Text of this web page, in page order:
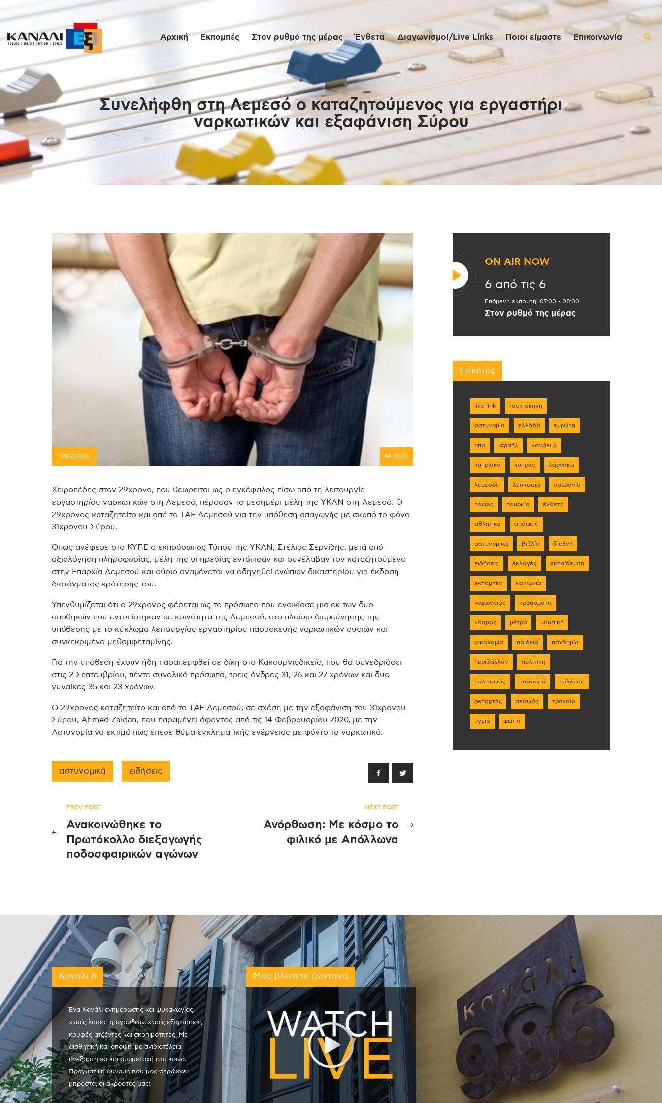
Αρχική Εκπομπές Στον ρυθμό της μέρας Ένθετα Διαγωνισμοί/Live Links Ποιοι είμαστε Επικοινωνία
Συνελήφθη στη Λεμεσό ο καταζητούμενος για εργαστήρι
ναρκωτικών και εξαφάνιση Σύρου
Αρχική
Εκπομπές
Στον ρυθμό της
μέρας
Ένθετα
Διαγωνισμοί/Live
Links
Επικοινωνία
17/07/2020 1020
Χειροπέδες στον 29χρονο, που θεωρείται ως ο εγκέφαλος πίσω από τη λειτουργία
εργαστηρίου ναρκωτικών στη Λεμεσό, πέρασαν το μεσημέρι μέλη της ΥΚΑΝ στη Λεμεσό. Ο
29χρονος καταζητείτο και από το ΤΑΕ Λεμεσού για την υπόθεση απαγωγής με σκοπό το φόνο
31χρονου Σύρου.
Όπως ανέφερε στο ΚΥΠΕ ο εκπρόσωπος Τύπου της ΥΚΑΝ, Στέλιος Σεργίδης, μετά από
αξιολόγηση πληροφορίας, μέλη της υπηρεσίας εντόπισαν και συνέλαβαν τον καταζητούμενο
στην Επαρχία Λεμεσού και αύριο αναμένεται να οδηγηθεί ενώπιον δικαστηρίου για έκδοση
διατάγματος κράτησής του.
Υπενθυμίζεται ότι ο 29χρονος φέρεται ως το πρόσωπο που ενοικίασε μια εκ των δυο
αποθηκών που εντοπίστηκαν σε κοινότητα της Λεμεσού, στο πλαίσιο διερεύνησης της
υπόθεσης με το κύκλωμα λειτουργίας εργαστηρίου παρασκευής ναρκωτικών ουσιών και
συγκεκριμένα μεθαμφεταμίνης.
Για την υπόθεση έχουν ήδη παραπεμφθεί σε δίκη στο Κακουργιοδικείο, που θα συνεδριάσει
στις 2 Σεπτεμβρίου, πέντε συνολικά πρόσωπα, τρεις άνδρες 31, 26 και 27 χρόνων και δυο
γυναίκες 35 και 23 χρόνων.
Ο 29χρονος καταζητείτο και από το ΤΑΕ Λεμεσού, σε σχέση με την εξαφάνιση του 31χρονου
Σύρου, Ahmed Zaidan, που παραμένει άφαντος από τις 14 Φεβρουαρίου 2020, με την
Αστυνομία να εκτιμά πως έπεσε θύμα εγκληματικής ενέργειας με φόντο τα ναρκωτικά.
αστυνομικά ειδήσεις
Πλοήγηση
άρθρων
PREV POST
Ανακοινώθηκε το
Πρωτόκολλο διεξαγωγής
ποδοσφαιρικών αγώνων
NEXT POST
Ανόρθωση: Με κόσμο το
φιλικό με Απόλλωνα
ON AIR NOW
6 από τις 6
Επόμενη εκπομπή: 07:00 - 08:00
Στον ρυθμό της μέρας
Ετικέτες
live link rock σκηνη
αστυνομία ελλάδα ευρώπη
ηπα ισραήλ κανάλι 6
κυπριακό κύπρος λάρνακα
λεμεσός λευκωσία ουκρανία
πάφος τουρκία ένθετα
αθλητικά απόψεις
αστυνομικά βιβλίο διεθνή
ειδήσεις εκλογές εκπαίδευση
εκπομπές κοινωνία
κορωνοϊός κρούσματα
κόσμος μέτρα μουσική
οικονομία παιδεία πανδημία
περιβάλλον πολιτική
πολιτισμός πυρκαγιά πόλεμος
ρεπορτάζ σεισμός τροχαίο
υγεία φωτιά
Κανάλι 6
Ένα Κανάλι ενημέρωσης και ψυχαγωγίας,
χωρίς λίστες τραγουδιών, χωρίς εξαρτήσεις,
κρυφές ατζέντες και σκοπιμότητες. Με
αισθητική και άποψη, με ανιδιοτέλεια,
ανεξαρτησία και συμμετοχή στα κοινά.
Πραγματική δύναμη που μας σπρώχνει
μπροστά, οι ακροατές μας!
Μας βλέπετε ζωντανά